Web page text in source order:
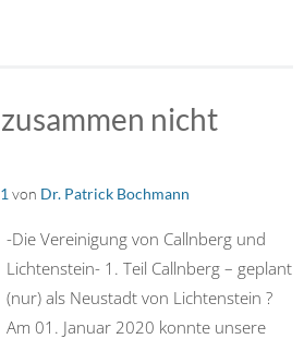
nicht
von Dr. Patrick Bochmann
-Die Vereinigung von Callnberg und
Lichtenstein- 1. Teil Callnberg – geplant
(nur) als Neustadt von Lichtenstein ?
Am 01. Januar 2020 konnte unsere